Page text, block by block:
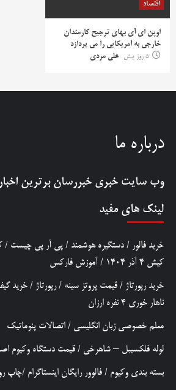
اقتصاد
اوپن ای آی بهای ترجیح کارمندان
خارجی به آمریکایی را می پردازد
5 روز پیش
علی مردی
درباره ما
وب سایت خبری خبررسان برترین
لینک های مفید
خرید فالور / دستگیره هوشمند / پی آر پی چیست /
کیش 4 آذر 1404
/ آموزش فارکس
خرید رپورتاژ / قیمت پروتز سینه /رپورتاژ / خرید
ناهار خوری 4 نفره ارزان
معلم خصوصی زبان انگلیسی / اتصالات پنوماتیک
لوله فلکسیبل – شاهرخی / قیمت دستگاه وکیوم
بسته بندی وکیوم / فالوور رایگان اینستاگرام /چاپ